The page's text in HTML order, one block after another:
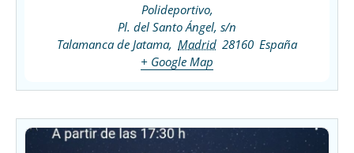
Polideportivo,
Pl. del Santo Ángel, s/n
Talamanca de Jatama, Madrid 28160 España
+ Google Map